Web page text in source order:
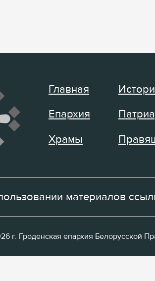
Главная
Епархия
Храмы
материалов
г. Гроденская епархия Белорусской